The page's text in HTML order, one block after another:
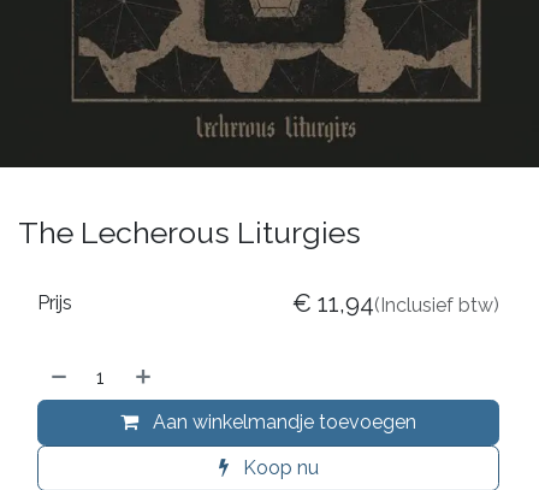
The Lecherous Liturgies
Aan winkelmandje toevoegen
Koop nu
Prijs € 11,94(Inclusief btw)